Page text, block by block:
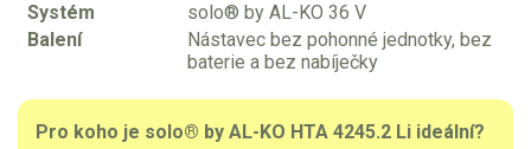
Systém
solo® by AL-KO 36 V
Balení
Nástavec bez pohonné jednotky, bez
baterie a bez nabíječky
Pro koho je solo® by AL-KO HTA 4245.2 Li ideální?